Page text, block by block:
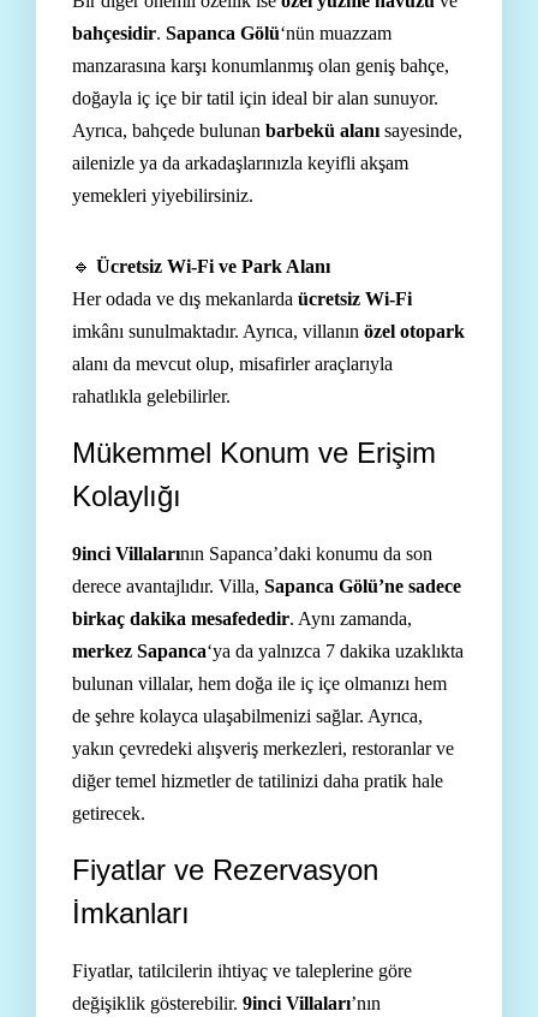
bahçesidir. Sapanca Gölü‘nün muazzam
manzarasına karşı konumlanmış olan geniş bahçe,
doğayla iç içe bir tatil için ideal bir alan sunuyor.
Ayrıca, bahçede bulunan barbekü alanı sayesinde,
ailenizle ya da arkadaşlarınızla keyifli akşam
yemekleri yiyebilirsiniz.
🔹 Ücretsiz Wi-Fi ve Park Alanı
Her odada ve dış mekanlarda ücretsiz Wi-Fi
imkânı sunulmaktadır. Ayrıca, villanın özel otopark
alanı da mevcut olup, misafirler araçlarıyla
rahatlıkla gelebilirler.
Mükemmel Konum ve Erişim
Kolaylığı
9inci Villalarının Sapanca’daki konumu da son
derece avantajlıdır. Villa, Sapanca Gölü’ne sadece
birkaç dakika mesafededir. Aynı zamanda,
merkez Sapanca‘ya da yalnızca 7 dakika uzaklıkta
bulunan villalar, hem doğa ile iç içe olmanızı hem
de şehre kolayca ulaşabilmenizi sağlar. Ayrıca,
yakın çevredeki alışveriş merkezleri, restoranlar ve
diğer temel hizmetler de tatilinizi daha pratik hale
getirecek.
Fiyatlar ve Rezervasyon
İmkanları
Fiyatlar, tatilcilerin ihtiyaç ve taleplerine göre
değişiklik gösterebilir. 9inci Villaları’nın